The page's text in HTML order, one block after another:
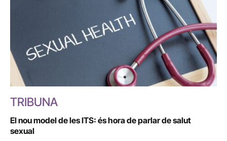
TRIBUNA
El nou model de les ITS: és hora de parlar de salut
sexual